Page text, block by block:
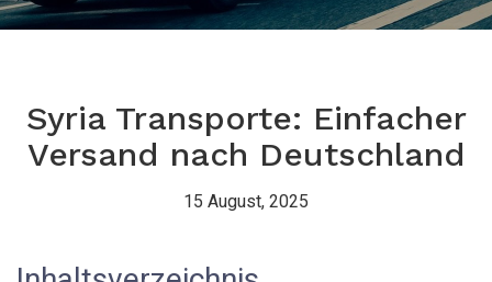
Syria Transporte: Einfacher
Versand nach Deutschland
15 August, 2025